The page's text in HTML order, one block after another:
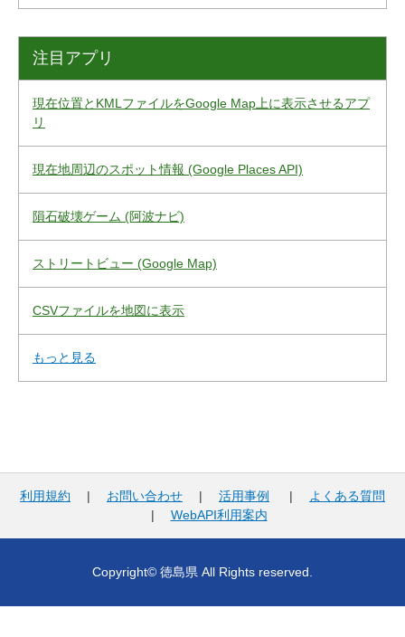
注目アプリ
現在位置とKMLファイルをGoogle Map上に表示させるアプ
リ
現在地周辺のスポット情報 (Google Places API)
隕石破壊ゲーム (阿波ナビ)
ストリートビュー (Google Map)
CSVファイルを地図に表示
もっと見る
利用規約 | お問い合わせ | 活用事例 |
よくある質問
| WebAPI利用案内
Copyright© 徳島県 All Rights reserved.